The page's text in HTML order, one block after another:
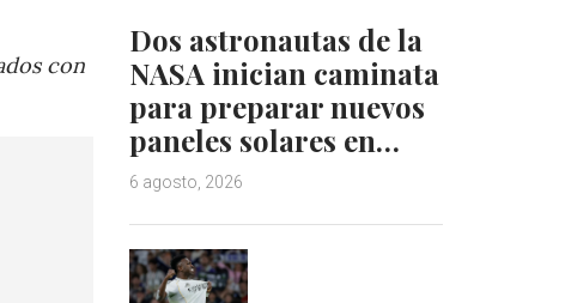
con
Dos astronautas de la
NASA inician caminata
para preparar nuevos
paneles solares en…
6 agosto, 2026